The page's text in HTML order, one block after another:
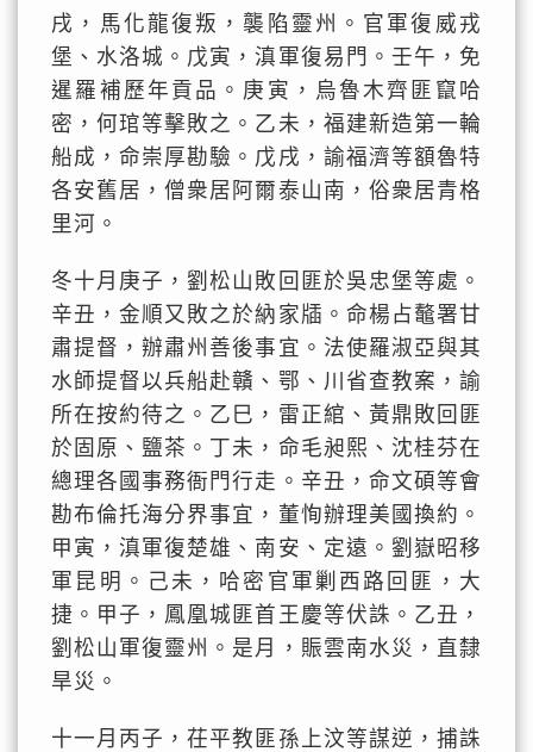
戌，馬化龍復叛，襲陷靈州。官軍復威戎
堡、水洛城。戊寅，滇軍復易門。壬午，免
暹羅補歷年貢品。庚寅，烏魯木齊匪竄哈
密，何琯等擊敗之。乙未，福建新造第一輪
船成，命崇厚勘驗。戊戌，諭福濟等額魯特
各安舊居，僧衆居阿爾泰山南，俗衆居青格
里河。
冬十月庚子，劉松山敗回匪於吳忠堡等處。
辛丑，金順又敗之於納家牐。命楊占鼇署甘
肅提督，辦肅州善後事宜。法使羅淑亞與其
水師提督以兵船赴贛、鄂、川省查教案，諭
所在按約待之。乙巳，雷正綰、黃鼎敗回匪
於固原、鹽茶。丁未，命毛昶熙、沈桂芬在
總理各國事務衙門行走。辛丑，命文碩等會
勘布倫托海分界事宜，董恂辦理美國換約。
甲寅，滇軍復楚雄、南安、定遠。劉嶽昭移
軍昆明。己未，哈密官軍剿西路回匪，大
捷。甲子，鳳凰城匪首王慶等伏誅。乙丑，
劉松山軍復靈州。是月，賑雲南水災，直隸
旱災。
十一月丙子，茌平教匪孫上汶等謀逆，捕誅